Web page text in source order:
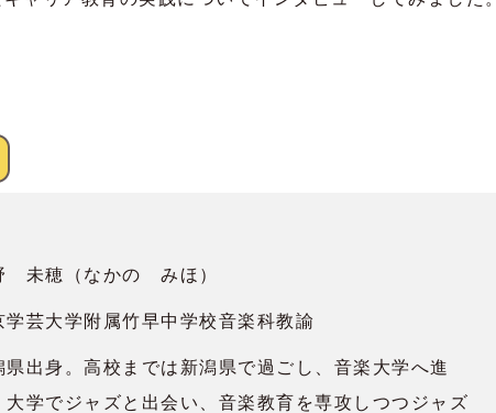
未穂（なかの みほ）
学芸大学附属竹早中学校音楽科教諭
県出身。高校までは新潟県で過ごし、音楽大学へ進
大学でジャズと出会い、音楽教育を専攻しつつジャズ